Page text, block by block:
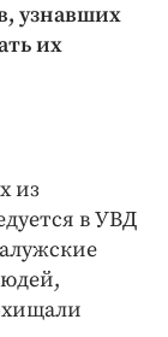
узнавших
их
из
в УВД